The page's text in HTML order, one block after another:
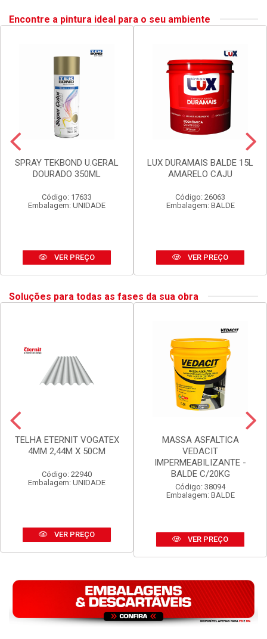
Encontre a pintura ideal para o seu ambiente
SPRAY TEKBOND U.GERAL
DOURADO 350ML
Código: 17633
Embalagem: UNIDADE
VER PREÇO
LUX DURAMAIS BALDE 15L
AMARELO CAJU
Código: 26063
Embalagem: BALDE
VER PREÇO
Soluções para todas as fases da sua obra
TELHA ETERNIT VOGATEX
4MM 2,44M X 50CM
Código: 22940
Embalagem: UNIDADE
VER PREÇO
MASSA ASFALTICA
VEDACIT
IMPERMEABILIZANTE -
BALDE C/20KG
Código: 38094
Embalagem: BALDE
VER PREÇO